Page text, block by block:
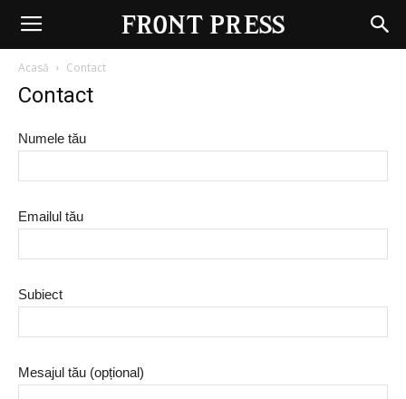
Front
Press
Acasă Contact
Contact
Numele tău
Emailul tău
Subiect
Mesajul tău (opțional)